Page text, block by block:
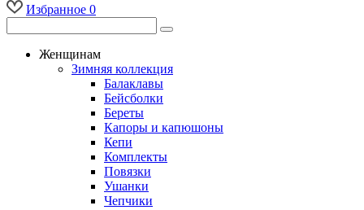
Избранное 0
Женщинам
Зимняя коллекция
Балаклавы
Бейсболки
Береты
Капоры и капюшоны
Кепи
Комплекты
Повязки
Ушанки
Чепчики